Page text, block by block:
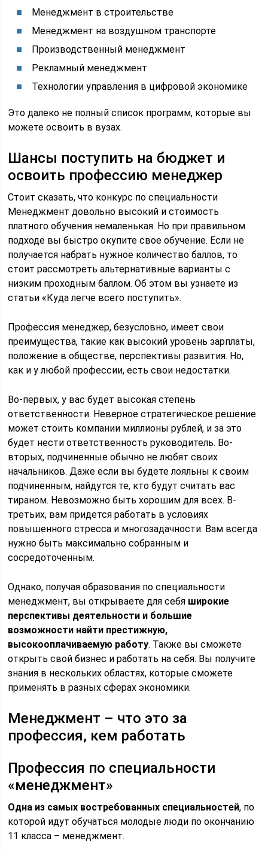
Менеджмент в строительстве
Менеджмент на воздушном транспорте
Производственный менеджмент
Рекламный менеджмент
Технологии управления в цифровой экономике
Это далеко не полный список программ, которые вы
можете освоить в вузах.
Шансы поступить на бюджет и
освоить профессию менеджер
Стоит сказать, что конкурс по специальности
Менеджмент довольно высокий и стоимость
платного обучения немаленькая. Но при правильном
подходе вы быстро окупите свое обучение. Если не
получается набрать нужное количество баллов, то
стоит рассмотреть альтернативные варианты с
низким проходным баллом. Об этом вы узнаете из
статьи «Куда легче всего поступить».
Профессия менеджер, безусловно, имеет свои
преимущества, такие как высокий уровень зарплаты,
положение в обществе, перспективы развития. Но,
как и у любой профессии, есть свои недостатки.
Во-первых, у вас будет высокая степень
ответственности. Неверное стратегическое решение
может стоить компании миллионы рублей, и за это
будет нести ответственность руководитель. Во-
вторых, подчиненные обычно не любят своих
начальников. Даже если вы будете лояльны к своим
подчиненным, найдутся те, кто будут считать вас
тираном. Невозможно быть хорошим для всех. В-
третьих, вам придется работать в условиях
повышенного стресса и многозадачности. Вам всегда
нужно быть максимально собранным и
сосредоточенным.
Однако, получая образования по специальности
менеджмент, вы открываете для себя широкие
перспективы деятельности и большие
возможности найти престижную,
высокооплачиваемую работу. Также вы сможете
открыть свой бизнес и работать на себя. Вы получите
знания в нескольких областях, которые сможете
применять в разных сферах экономики.
Менеджмент – что это за
профессия, кем работать
Профессия по специальности
«менеджмент»
Одна из самых востребованных специальностей, по
которой идут обучаться молодые люди по окончанию
11 класса – менеджмент.